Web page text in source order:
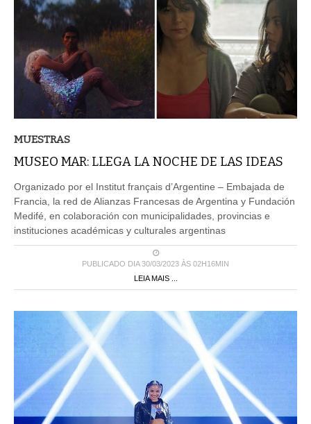
MUESTRAS
MUSEO MAR: LLEGA LA NOCHE DE LAS IDEAS
Organizado por el Institut français d’Argentine – Embajada de
Francia, la red de Alianzas Francesas de Argentina y Fundación
Medifé, en colaboración con municipalidades, provincias e
instituciones académicas y culturales argentinas
PUBLICADO DIA 30/03/2023 ÀS 02H16MIN
LEIA MAIS ...